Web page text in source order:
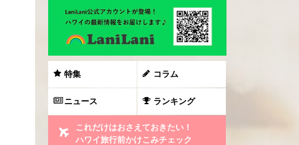
特集 コラム
ニュース ランキング
これだけはおさえておきたい！
ハワイ旅行前かけこみチェック